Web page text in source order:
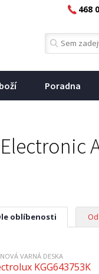
468
Poradna
oblíbenosti
VARNÁ DESKA
KGG643753K